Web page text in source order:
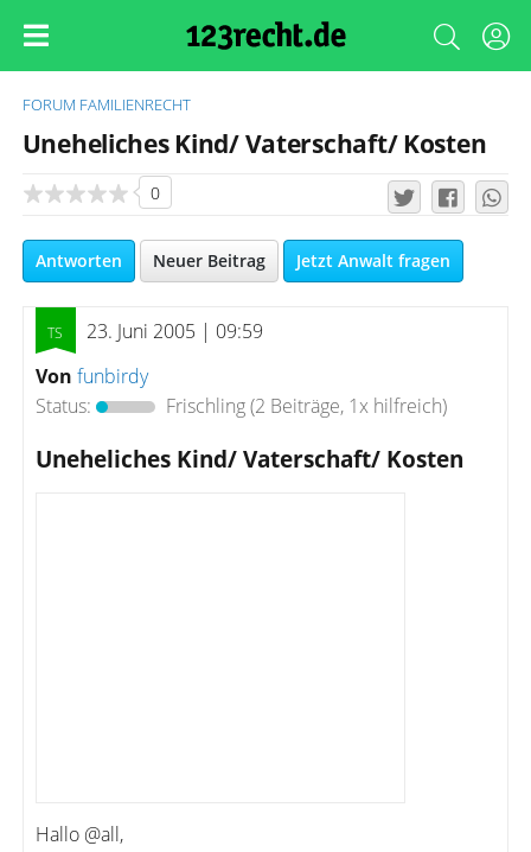
FORUM FAMILIENRECHT
Uneheliches Kind/ Vaterschaft/ Kosten
0
Antworten Neuer Beitrag Jetzt Anwalt fragen
23. Juni 2005 | 09:59
Von funbirdy
Status:
Frischling(2 Beiträge, 1x hilfreich)
Uneheliches Kind/ Vaterschaft/ Kosten
Hallo @all,